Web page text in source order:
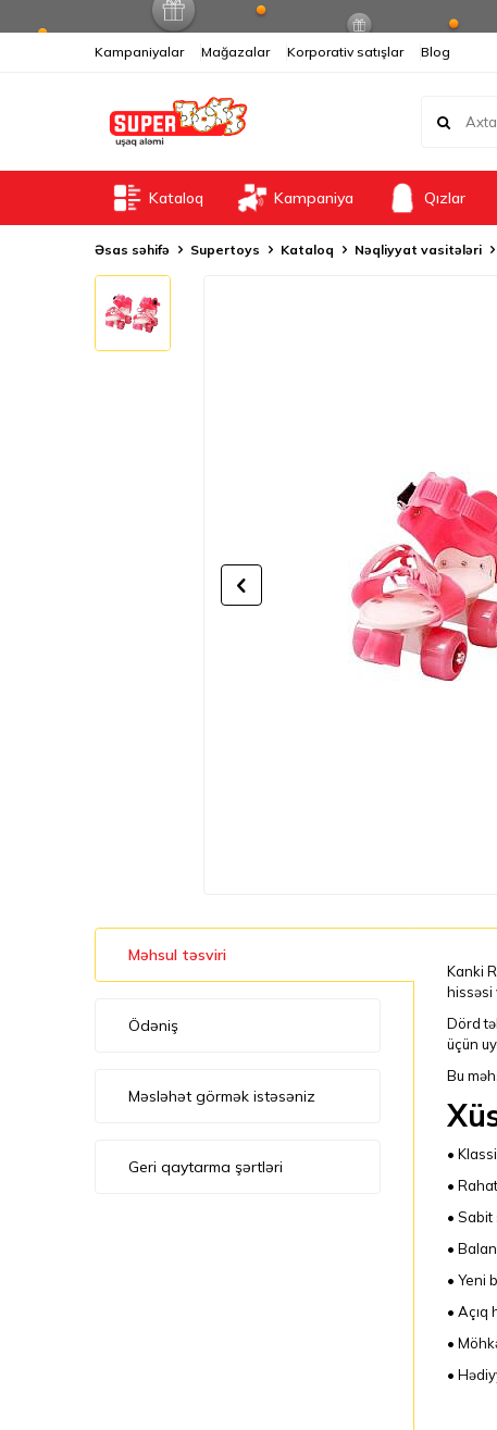
Kampaniyalar Mağazalar Korporativ satışlar Blog
Kataloq Kampaniya Qızlar
Əsas səhifə Supertoys Kataloq Nəqliyyat vasitələri
Məhsul təsviri
Ödəniş
Məsləhət görmək istəsəniz
Geri qaytarma şərtləri
Kanki
hissəsi
Dörd
üçün
Bu
•
•
• Sabit
•
• Yeni
• Açıq
•
•